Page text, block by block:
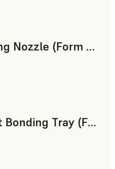
High Temp Mixing Nozzle (Form 4)
IBT Flex Indirect Bonding Tray (Form 4)